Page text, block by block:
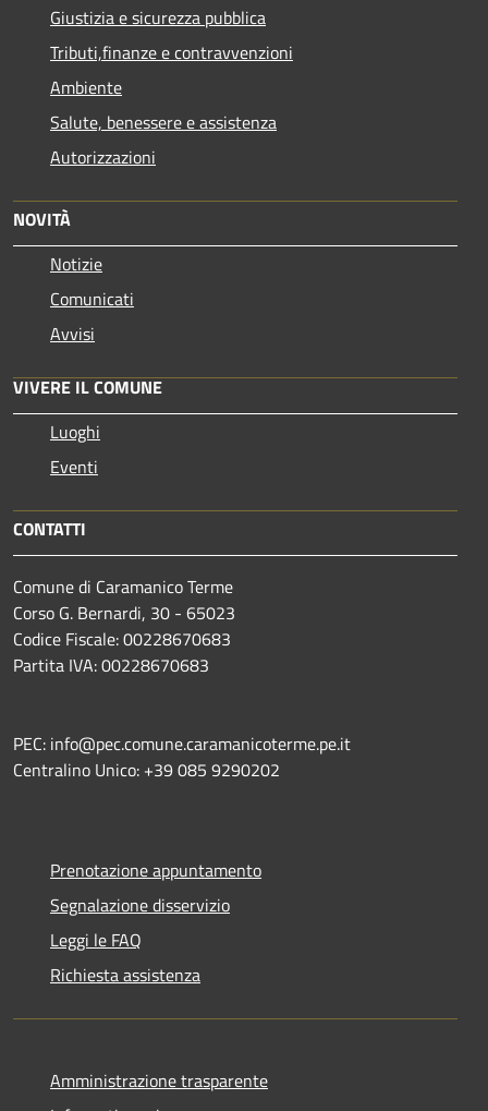
Giustizia e sicurezza pubblica
Tributi,finanze e contravvenzioni
Ambiente
Salute, benessere e assistenza
Autorizzazioni
NOVITÀ
Notizie
Comunicati
Avvisi
VIVERE IL COMUNE
Luoghi
Eventi
CONTATTI
Comune di Caramanico Terme
Corso G. Bernardi, 30 - 65023
Codice Fiscale: 00228670683
Partita IVA: 00228670683
PEC: info@pec.comune.caramanicoterme.pe.it
Centralino Unico: +39 085 9290202
Prenotazione appuntamento
Segnalazione disservizio
Leggi le FAQ
Richiesta assistenza
Amministrazione trasparente